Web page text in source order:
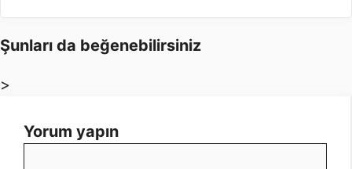
Şunları da beğenebilirsiniz
>
Yorum yapın